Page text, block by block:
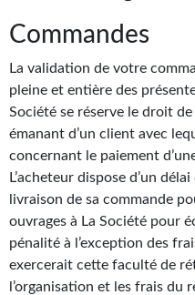
Pulps
Wotan
Étoiles vives
Yellow Submarine
NUMÉRIQUE
Romans et recueils
Une Heure-Lumière
Commandes
La validation de votre
pleine et entière des
Société se réserve le droit
émanant d’un client avec
concernant le paiement
L’acheteur dispose d’un
livraison de sa commande
ouvrages à La Société pour
pénalité à l’exception des
exercerait cette faculté de
l’organisation et les frais du